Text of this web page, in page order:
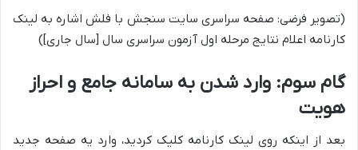
(تصویر فرضی: صفحه سراسری سایت سنجش با فلش اشاره به لینک
کارنامه اعلام نتایج مرحله اول آزمون سراسری سال [سال جاری])
گام سوم: وارد شدن به سامانه جامع و احراز
هویت
بعد از اینکه روی لینک کارنامه کلیک کردید، وارد یه صفحه جدید